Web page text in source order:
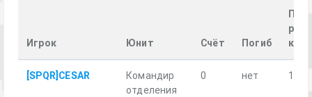
Игрок Юнит Счёт Погиб
км
[SPQR]CESAR
Командир
отделения
0 нет